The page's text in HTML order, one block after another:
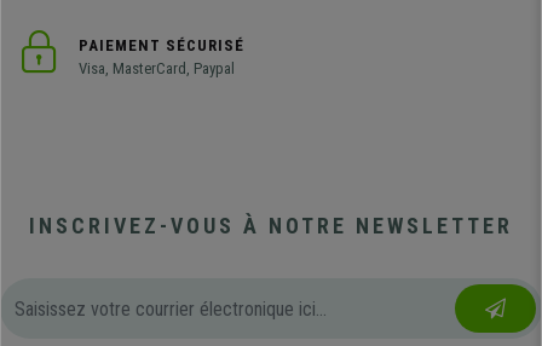
PAIEMENT SÉCURISÉ
Visa, MasterCard, Paypal
INSCRIVEZ-VOUS À NOTRE NEWSLETTER